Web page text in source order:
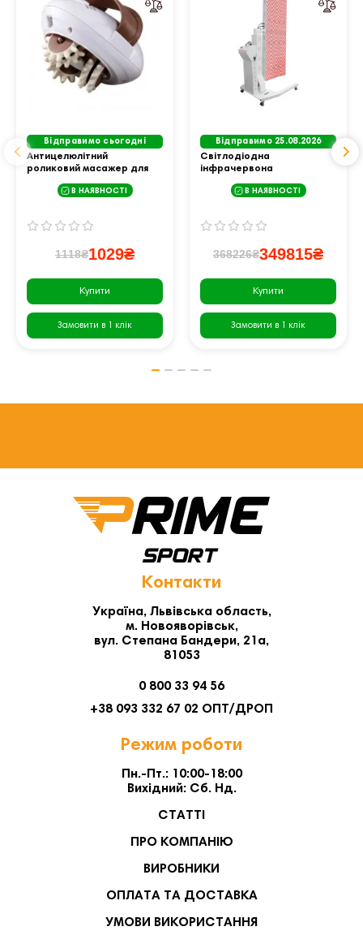
Відправимо сьогодні
Антицелюлітний
роликовий масажер для
В НАЯВНОСТІ
1118₴1029₴
Купити
Замовити в 1 клік
Відправимо 25.08.2026
Світлодіодна
інфрачервона
inSPORTline Supetar біла
В НАЯВНОСТІ
368226₴349815₴
Купити
Замовити в 1 клік
Контакти
Україна, Львівська область,
м. Новояворівськ,
вул. Степана Бандери, 21а,
81053
0 800 33 94 56
+38 093 332 67 02 ОПТ/ДРОП
Режим роботи
Пн.-Пт.: 10:00-18:00
Вихідний: Сб. Нд.
СТАТТІ
ПРО КОМПАНІЮ
ВИРОБНИКИ
ОПЛАТА ТА ДОСТАВКА
УМОВИ ВИКОРИСТАННЯ